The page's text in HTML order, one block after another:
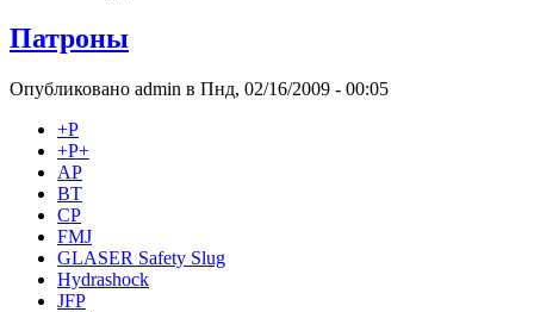
Патроны
Опубликовано admin в Пнд, 02/16/2009 - 00:05
+Р
+Р+
AP
BT
CP
FMJ
GLASER Safety Slug
Hydrashock
JFP